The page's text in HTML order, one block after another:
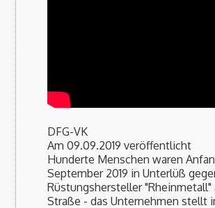
DFG-VK
Am 09.09.2019 veröffentlicht
Hunderte Menschen waren
September 2019 in Unterlüß
Rüstungshersteller "Rheinmetall"
Straße - das Unternehmen stellt